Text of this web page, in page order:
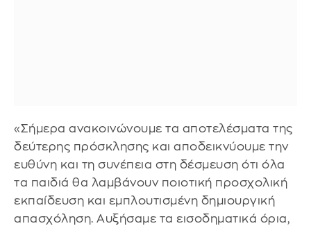
«Σήμερα ανακοινώνουμε τα αποτελέσματα της
δεύτερης πρόσκλησης και αποδεικνύουμε την
ευθύνη και τη συνέπεια στη δέσμευση ότι όλα
τα παιδιά θα λαμβάνουν ποιοτική προσχολική
εκπαίδευση και εμπλουτισμένη δημιουργική
απασχόληση. Αυξήσαμε τα εισοδηματικά όρια,